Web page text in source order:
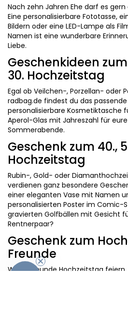
Nach zehn Jahren Ehe darf es
Eine personalisierbare Fototasse,
Bildern oder eine LED-Lampe als
Namen ist eine wunderbare
Liebe.
Geschenkideen zum
30. Hochzeitstag
Egal ob Veilchen-, Porzellan- oder
radbag.de findest du das
personalisierbare Kosmetiktasche
Aperol-Glas mit Jahreszahl für
Sommerabende.
Geschenk zum 40.,
Hochzeitstag
Rubin-, Gold- oder
verdienen ganz besondere
einer eleganten Vase mit Namen
personalisierten Poster im Comic-
gravierten Golfbällen mit Gesicht
Rentnerpaar?
Geschenk zum
Freunde
Wenn Freunde Hochzeitstag